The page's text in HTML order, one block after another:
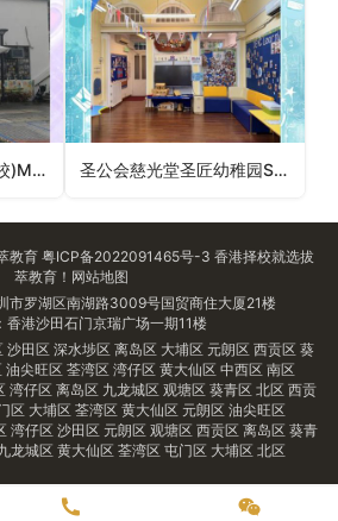
美乐幼儿园(美乐花园校)Melody Nursery (Melody Garden)（屯门区幼稚园） 圣公会慈光堂圣匠幼稚园SKH Kindly Light Church Holy Carpenter Kindergarten（观塘区幼稚园）
教育 粤ICP备2022091465号-3 香港择校就选拔
萃教育！ 网站地图
市罗湖区南湖路3009号国贸商住大厦21楼
香港沙田石门京瑞广场一期11楼
沙田区 深水埗区 离岛区 大埔区 元朗区 西贡区 葵
油尖旺区 荃湾区 湾仔区 黄大仙区 中西区 南区
湾仔区 离岛区 九龙城区 观塘区 葵青区 北区 西贡
区 大埔区 荃湾区 黄大仙区 元朗区 油尖旺区
湾仔区 沙田区 元朗区 观塘区 西贡区 离岛区 葵青
龙城区 黄大仙区 荃湾区 屯门区 大埔区 北区